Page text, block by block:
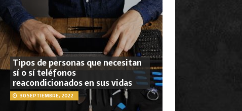
Tipos de personas que necesitan
sí o sí teléfonos
reacondicionados en sus vidas
30 SEPTIEMBRE, 2022